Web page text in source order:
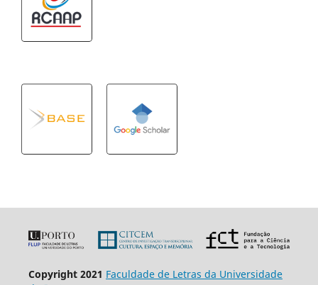
Copyright 2021 Faculdade de Letras da Universidade